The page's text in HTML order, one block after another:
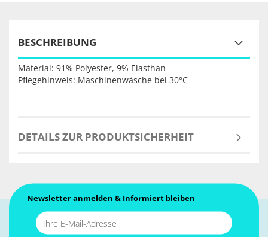
BESCHREIBUNG
Material: 91% Polyester, 9% Elasthan
Pflegehinweis: Maschinenwäsche bei 30°C
DETAILS ZUR PRODUKTSICHERHEIT
Newsletter anmelden & Informiert bleiben